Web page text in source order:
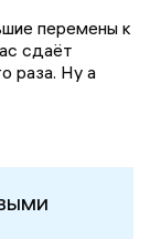
перемены к
сдаёт
раза. Ну а